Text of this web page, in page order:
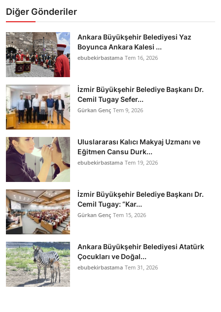
Diğer Gönderiler
Ankara Büyükşehir Belediyesi Yaz
Boyunca Ankara Kalesi ...
ebubekirbastama Tem 16, 2026
İzmir Büyükşehir Belediye Başkanı Dr.
Cemil Tugay Sefer...
Gürkan Genç Tem 9, 2026
Uluslararası Kalıcı Makyaj Uzmanı ve
Eğitmen Cansu Durk...
ebubekirbastama Tem 19, 2026
İzmir Büyükşehir Belediye Başkanı Dr.
Cemil Tugay: “Kar...
Gürkan Genç Tem 15, 2026
Ankara Büyükşehir Belediyesi Atatürk
Çocukları ve Doğal...
ebubekirbastama Tem 31, 2026